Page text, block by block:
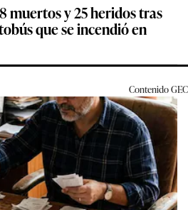
muertos y 25 heridos tras
que se incendió en
ContenidoGEC